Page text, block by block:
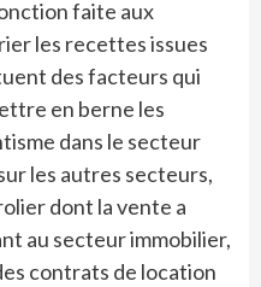
faite aux
les recettes issues
des facteurs qui
en berne les
dans le secteur
les autres secteurs,
dont la vente a
au secteur immobilier,
contrats de location